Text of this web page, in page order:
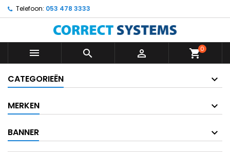
Telefoon: 053 478 3333
   shopping_cart0
CATEGORIEËN
MERKEN
BANNER